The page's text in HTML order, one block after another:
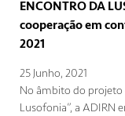
ENCONTRO DA
cooperação em
2021
25 Junho, 2021
No âmbito do projeto
Lusofonia”, a ADIRN